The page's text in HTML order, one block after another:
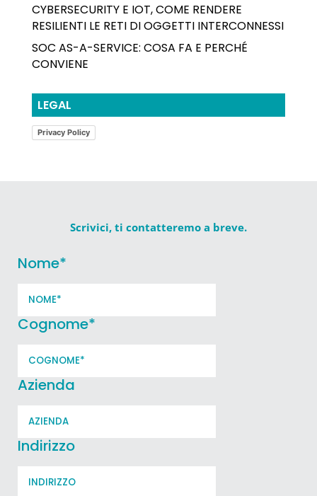
CYBERSECURITY E IOT, COME RENDERE
RESILIENTI LE RETI DI OGGETTI INTERCONNESSI
SOC AS-A-SERVICE: COSA FA E PERCHÉ
CONVIENE
LEGAL
Privacy Policy
Scrivici, ti contatteremo a breve.
Nome*
Cognome*
Azienda
Indirizzo